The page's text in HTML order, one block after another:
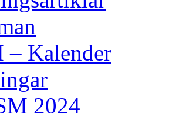
– Kalender
2024